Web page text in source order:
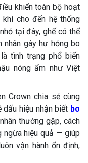
khiển toàn bộ hoạt
cho đến hệ thống
tại đây, ghế có thể
nhân gây hư hỏng bo
tình trạng phổ biến
nóng ẩm như Việt
Crown chia sẻ cùng
dấu hiệu nhận biết bo
thường gặp, cách
ngừa hiệu quả — giúp
vận hành ổn định,